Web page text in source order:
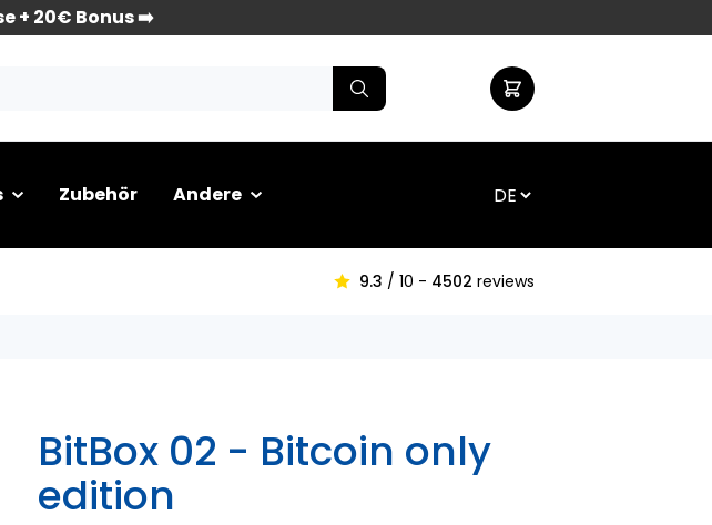
+ 20€ Bonus ➡️
Zubehör Andere
9.3 / 10 - 4502 reviews
BitBox 02 - Bitcoin only
edition